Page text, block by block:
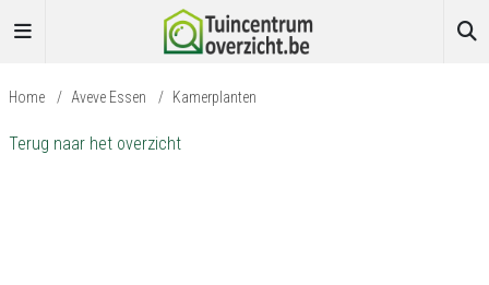
Home / Aveve Essen / Kamerplanten
Terug naar het overzicht